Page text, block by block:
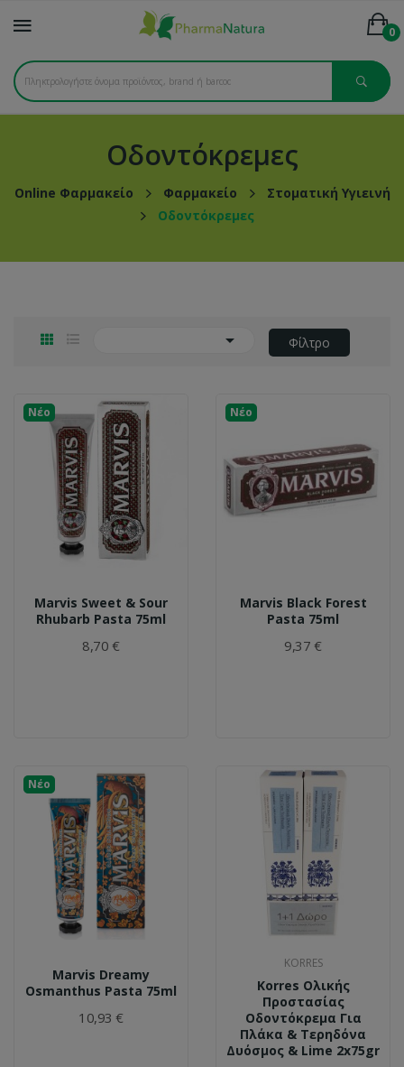
0
Οδοντόκρεμες
Online Φαρμακείο Φαρμακείο
Στοματική Υγιεινή
Οδοντόκρεμες
 Φίλτρο
Νέο
Marvis Sweet & Sour
Rhubarb Pasta 75ml
8,70 €
Νέο
Marvis Black Forest
Pasta 75ml
9,37 €
Νέο
Marvis Dreamy
Osmanthus Pasta 75ml
10,93 €
KORRES
Korres Ολικής
Προστασίας
Οδοντόκρεμα Για
Πλάκα & Τερηδόνα
Δυόσμος & Lime 2x75gr